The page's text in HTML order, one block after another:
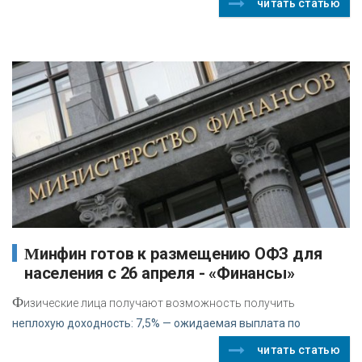
читать статью
Минфин готов к размещению ОФЗ для
населения с 26 апреля - «Финансы»
Физические лица получают возможность получить
неплохую доходность: 7,5% — ожидаемая выплата по
читать статью